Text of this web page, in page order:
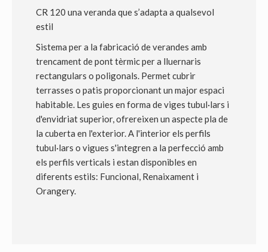
CR 120 una veranda que s’adapta a qualsevol
estil
Sistema per a la fabricació de verandes amb
trencament de pont tèrmic per a lluernaris
rectangulars o poligonals. Permet cubrir
terrasses o patis proporcionant un major espaci
habitable. Les guies en forma de viges tubul·lars i
d'envidriat superior, ofrereixen un aspecte pla de
la cuberta en l'exterior. A l'interior els perfils
tubul·lars o vigues s'integren a la perfecció amb
els perfils verticals i estan disponibles en
diferents estils: Funcional, Renaixament i
Orangery.